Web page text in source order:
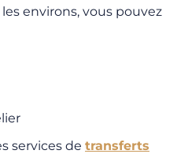
environs, vous pouvez
services de transferts